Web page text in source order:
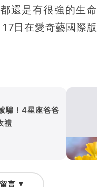
還是有很強的生命
日在愛奇藝國際版
騙！4星座爸爸
禮
言 ▼